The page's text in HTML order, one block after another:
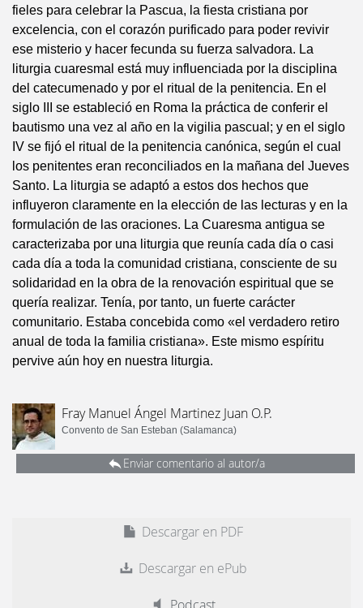
fieles para celebrar la Pascua, la fiesta cristiana por
excelencia, con el corazón purificado para poder revivir
ese misterio y hacer fecunda su fuerza salvadora. La
liturgia cuaresmal está muy influenciada por la disciplina
del catecumenado y por el ritual de la penitencia. En el
siglo III se estableció en Roma la práctica de conferir el
bautismo una vez al año en la vigilia pascual; y en el siglo
IV se fijó el ritual de la penitencia canónica, según el cual
los penitentes eran reconciliados en la mañana del Jueves
Santo. La liturgia se adaptó a estos dos hechos que
influyeron claramente en la elección de las lecturas y en la
formulación de las oraciones. La Cuaresma antigua se
caracterizaba por una liturgia que reunía cada día o casi
cada día a toda la comunidad cristiana, consciente de su
solidaridad en la obra de la renovación espiritual que se
quería realizar. Tenía, por tanto, un fuerte carácter
comunitario. Estaba concebida como «el verdadero retiro
anual de toda la familia cristiana». Este mismo espíritu
pervive aún hoy en nuestra liturgia.
Fray Manuel Ángel Martinez Juan O.P.
Convento de San Esteban (Salamanca)
Enviar comentario al autor/a
Descargar en PDF
Descargar en ePub